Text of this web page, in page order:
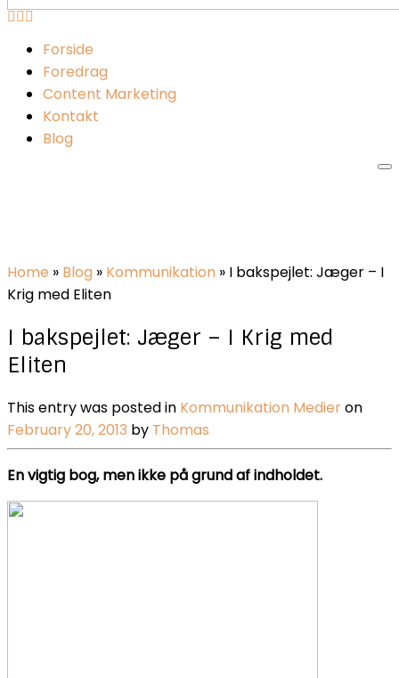
Forside
Foredrag
Content Marketing
Kontakt
Blog
Home » Blog » Kommunikation » I bakspejlet: Jæger – I
Krig med Eliten
I bakspejlet: Jæger – I Krig med
Eliten
This entry was posted in Kommunikation Medieron
February 20, 2013 by Thomas
En vigtig bog, men ikke på grund af indholdet.